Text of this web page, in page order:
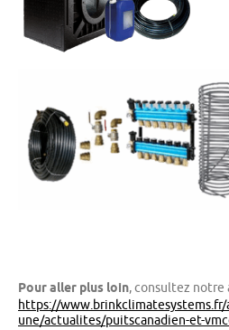
Pour aller plus loin, consultez notre
https://www.brinkclimatesystems.fr/
une/actualites/puitscanadien-et-